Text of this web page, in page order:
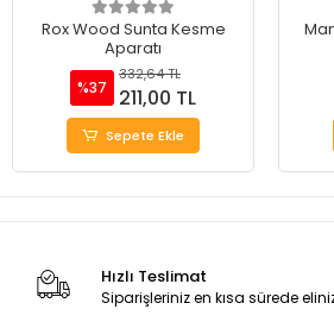
Rox Wood Sunta Kesme
Aparatı
%37
332,64 TL
211,00 TL
Sepete Ekle
Hızlı Teslimat
Siparişleriniz en kısa sürede